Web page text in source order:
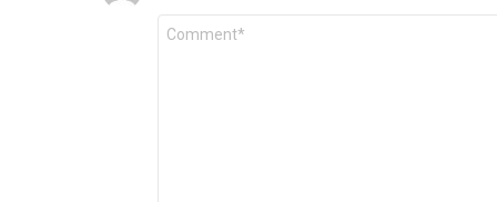
Comentário